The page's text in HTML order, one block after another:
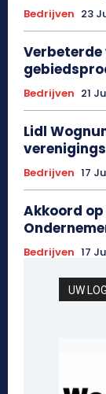
Bedrijven 23
Bedrijven 21
Lidl
Bedrijven 17
Akkoord
Bedrijven 17
UW